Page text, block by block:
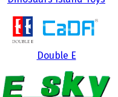
Double E